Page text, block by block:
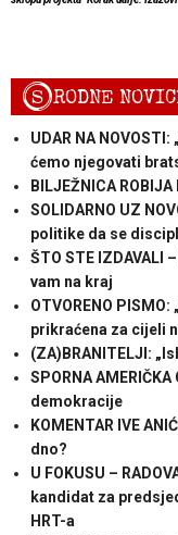
SRODNE
UDAR NA
ćemo njegovati
BILJEŽNICA
SOLIDARNO UZ
politike da se
ŠTO STE IZDAVALI
vam na kraj
OTVORENO
prikraćena za cijeli
(ZA)BRANITELJI:
SPORNA
demokracije
KOMENTAR IVE
dno?
U FOKUSU –
kandidat za
HRT-a